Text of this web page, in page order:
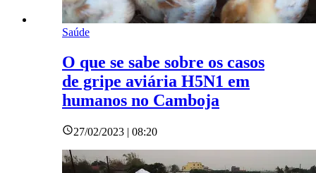
Saúde
O que se sabe sobre os casos
de gripe aviária H5N1 em
humanos no Camboja
27/02/2023 | 08:20